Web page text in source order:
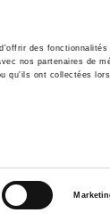
des
nos partenaires de
qu'ils ont collectées
History